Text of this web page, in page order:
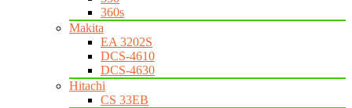
360s
Makita
EA 3202S
DCS-4610
DCS-4630
Hitachi
CS 33EB